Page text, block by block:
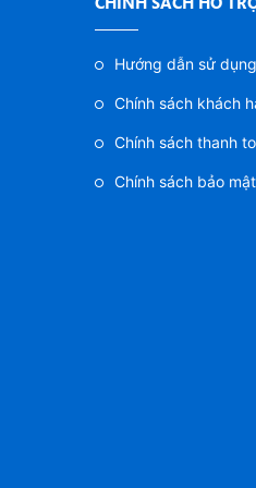
Hướng dẫn sử dụng
Chính sách khách
Chính sách thanh
Chính sách bảo mật